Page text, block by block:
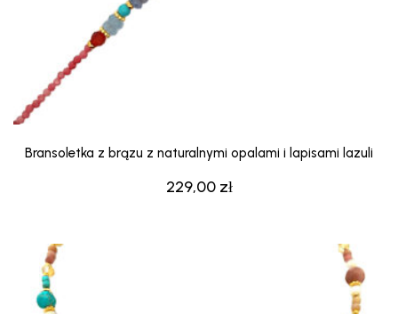
229,00 zł
Bransoletka z brązu z naturalnymi opalami i lapisami lazuli